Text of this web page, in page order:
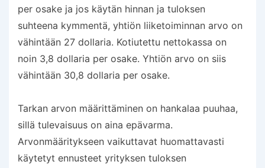
per osake ja jos käytän hinnan ja tuloksen
suhteena kymmentä, yhtiön liiketoiminnan arvo on
vähintään 27 dollaria. Kotiutettu nettokassa on
noin 3,8 dollaria per osake. Yhtiön arvo on siis
vähintään 30,8 dollaria per osake.
Tarkan arvon määrittäminen on hankalaa puuhaa,
sillä tulevaisuus on aina epävarma.
Arvonmääritykseen vaikuttavat huomattavasti
käytetyt ennusteet yrityksen tuloksen